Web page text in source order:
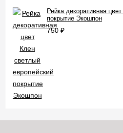
Рейка декоративная
покрытие Экошпон
750 ₽